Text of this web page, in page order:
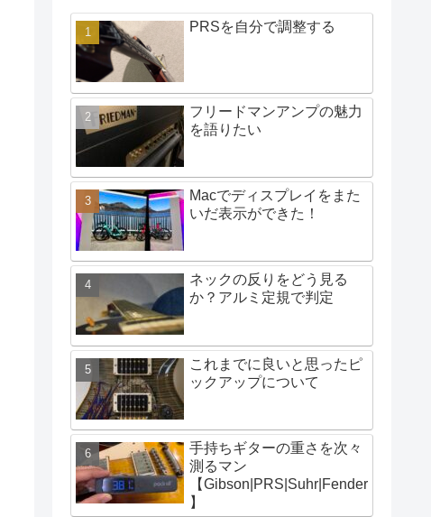
PRSを自分で調整する
フリードマンアンプの魅力
を語りたい
Macでディスプレイをまた
いだ表示ができた！
ネックの反りをどう見る
か？アルミ定規で判定
これまでに良いと思ったピ
ックアップについて
手持ちギターの重さを次々
測るマン
【Gibson|PRS|Suhr|Fender
】